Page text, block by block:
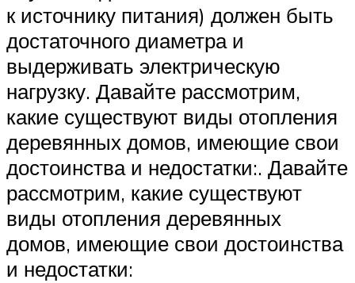
к источнику питания) должен быть
достаточного диаметра и
выдерживать электрическую
нагрузку. Давайте рассмотрим,
какие существуют виды отопления
деревянных домов, имеющие свои
достоинства и недостатки:. Давайте
рассмотрим, какие существуют
виды отопления деревянных
домов, имеющие свои достоинства
и недостатки: